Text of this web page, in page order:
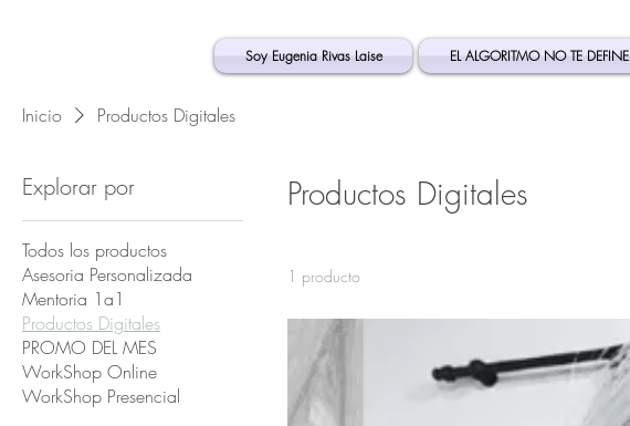
Soy Eugenia Rivas Laise EL ALGORITMO NO TE DEFINE
Inicio Productos Digitales
Explorar por
Todos los productos
Asesoria Personalizada
Mentoria 1a1
Productos Digitales
PROMO DEL MES
WorkShop Online
WorkShop Presencial
Productos Digitales
1 producto